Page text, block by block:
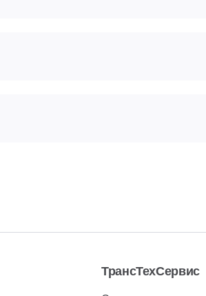
ТрансТехСервис